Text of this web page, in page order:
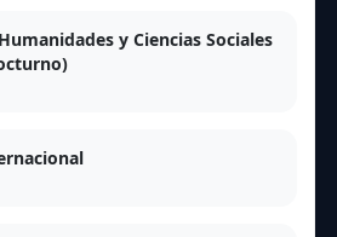
y Ciencias Sociales